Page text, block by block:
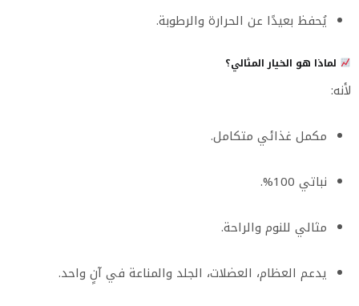
يُحفظ بعيدًا عن الحرارة والرطوبة.
لماذا هو الخيار المثالي؟
لأنه:
مكمل غذائي متكامل.
نباتي 100%.
مثالي للنوم والراحة.
يدعم العظام، العضلات، الجلد والمناعة في آنٍ واحد.